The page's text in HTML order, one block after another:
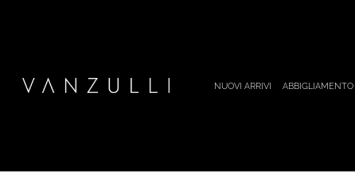
NUOVI ARRIVI ABBIGLIAMENTO